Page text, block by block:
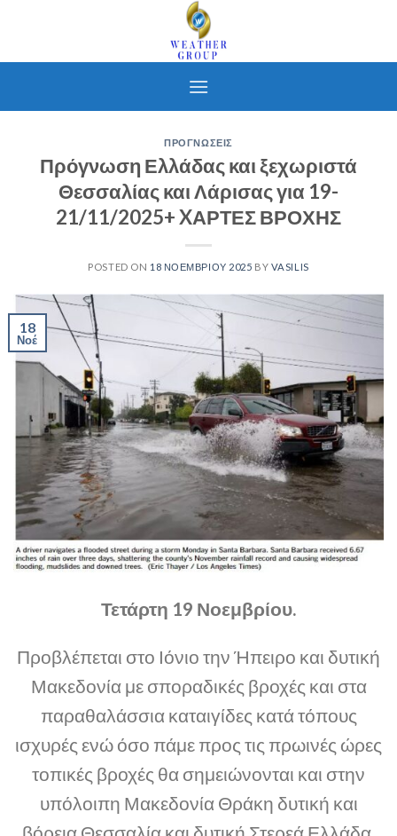
ΠΡΟΓΝΩΣΕΙΣ
Πρόγνωση Ελλάδας και ξεχωριστά
Θεσσαλίας και Λάρισας για 19-
21/11/2025+ XΑΡΤΕΣ ΒΡΟΧΗΣ
POSTED ON 18 ΝΟΕΜΒΡΊΟΥ 2025 BY VASILIS
18
Νοέ
Τετάρτη 19 Νοεμβρίου.
Προβλέπεται στο Ιόνιο την Ήπειρο και δυτική
Μακεδονία με σποραδικές βροχές και στα
παραθαλάσσια καταιγίδες κατά τόπους
ισχυρές ενώ όσο πάμε προς τις πρωινές ώρες
τοπικές βροχές θα σημειώνονται και στην
υπόλοιπη Μακεδονία Θράκη δυτική και